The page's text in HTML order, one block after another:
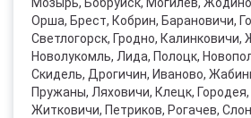
Орша, Брест, Кобрин, Барановичи,
Светлогорск, Гродно, Калинковичи,
Новолукомль, Лида, Полоцк,
Скидель, Дрогичин, Иваново,
Пружаны, Ляховичи, Клецк,
Житковичи, Петриков, Рогачев,